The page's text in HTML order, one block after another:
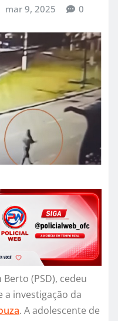
mar 9, 2025 0
(PSD), cedeu
investigação da
. A adolescente de